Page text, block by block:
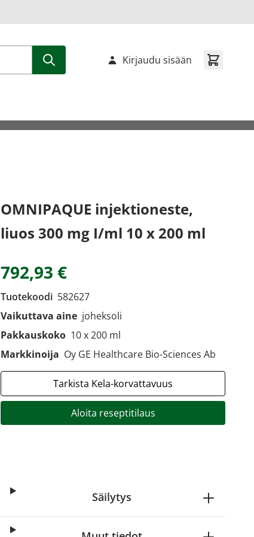
Kirjaudu sisään
OMNIPAQUE injektioneste,
liuos 300 mg I/ml 10 x 200 ml
792,93 €
Tuotekoodi 582627
Vaikuttava aine joheksoli
Pakkauskoko 10 x 200 ml
Markkinoija Oy GE Healthcare Bio-Sciences Ab
Tarkista Kela-korvattavuus
Aloita reseptitilaus
Säilytys